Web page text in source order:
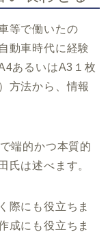
等で働いたの
動車時代に経験
あるいはA3１枚
方法から、情報
端的かつ本質的
氏は述べます。
際にも役立ちま
成にも役立ちま